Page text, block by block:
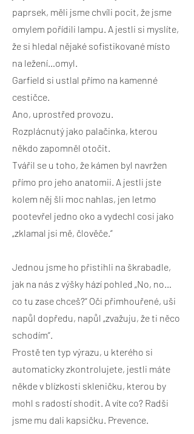
paprsek, měli jsme chvíli pocit, že jsme
omylem pořídili lampu. A jestli si myslíte,
že si hledal nějaké sofistikované místo
na ležení…omyl.
Garfield si ustlal přímo na kamenné
cestičce.
Ano, uprostřed provozu.
Rozplácnutý jako palačinka, kterou
někdo zapomněl otočit.
Tvářil se u toho, že kámen byl navržen
přímo pro jeho anatomii. A jestli jste
kolem něj šli moc nahlas, jen letmo
pootevřel jedno oko a vydechl cosi jako
„zklamal jsi mě, člověče.“
Jednou jsme ho přistihli na škrabadle,
jak na nás z výšky hází pohled „No, no…
co tu zase chceš?“ Oči přimhouřené, uši
napůl dopředu, napůl „zvažuju, že ti něco
schodím“.
Prostě ten typ výrazu, u kterého si
automaticky zkontrolujete, jestli máte
někde v blízkosti skleničku, kterou by
mohl s radostí shodit. A víte co? Radši
jsme mu dali kapsičku. Prevence.